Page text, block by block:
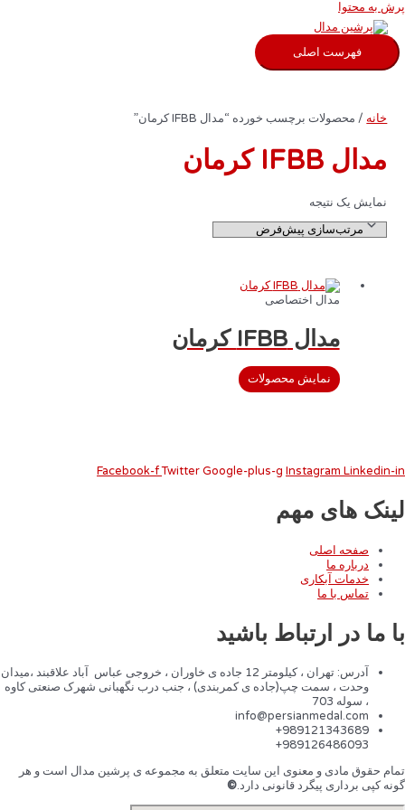
به محتوا
فهرست اصلی
خانه/ محصولات برچسب خورده “مدال IFBB کرمان”
مدال IFBB کرمان
نمایش یک نتیجه
مدال اختصاصی
مدال IFBB کرمان
نمایش محصولات
Facebook-fTwitterGoogle-plus-gInstagramLinkedin-
های مهم
صفحه اصلی
درباره ما
خدمات آبکاری
تماس با ما
ما در ارتباط باشید
آدرس: تهران ، کیلومتر 12 جاده ی خاوران ، خروجی عباس آباد علاقبند ،میدان
وحدت ، سمت چپ(جاده ی کمربندی) ، جنب درب نگهبانی شهرک صنعتی کاوه
، سوله 703
info@persianmedal.com
989121343689+
989126486093+
حقوق مادی و معنوی این سایت متعلق به مجموعه ی پرشین مدال است و هر
کپی برداری پیگرد قانونی دارد.©